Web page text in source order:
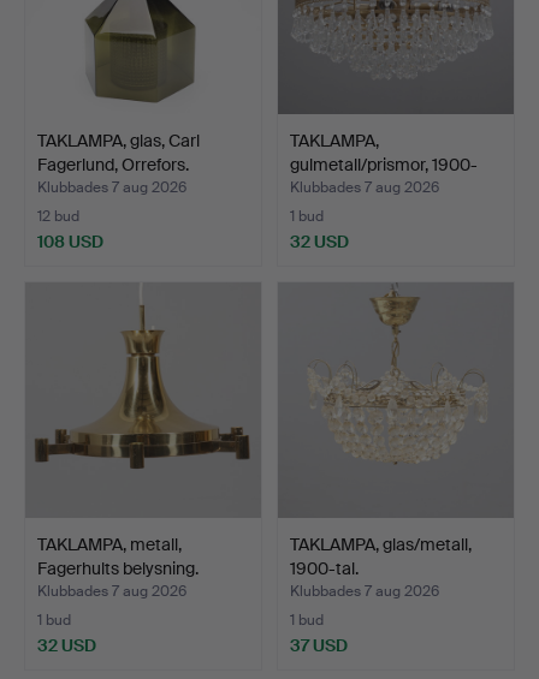
TAKLAMPA, glas, Carl
Fagerlund, Orrefors.
Klubbades 7 aug 2026
12 bud
108 USD
TAKLAMPA,
gulmetall/prismor, 1900-
talets a…
Klubbades 7 aug 2026
1 bud
32 USD
TAKLAMPA, metall,
Fagerhults belysning.
Klubbades 7 aug 2026
1 bud
32 USD
TAKLAMPA, glas/metall,
1900-tal.
Klubbades 7 aug 2026
1 bud
37 USD